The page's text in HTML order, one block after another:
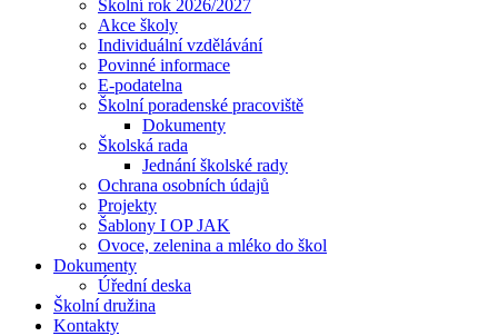
Školní rok 2026/2027
Akce školy
Individuální vzdělávání
Povinné informace
E-podatelna
Školní poradenské pracoviště
Dokumenty
Školská rada
Jednání školské rady
Ochrana osobních údajů
Projekty
Šablony I OP JAK
Ovoce, zelenina a mléko do škol
Dokumenty
Úřední deska
Školní družina
Kontakty